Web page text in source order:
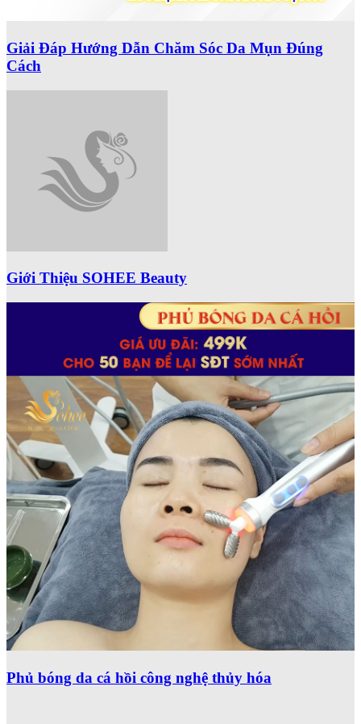
Giải Đáp Hướng Dẫn Chăm Sóc Da Mụn Đúng
Cách
Giới Thiệu SOHEE Beauty
Phủ bóng da cá hồi công nghệ thủy hóa